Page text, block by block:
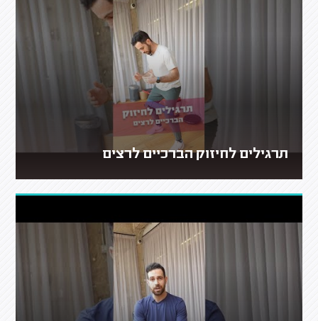
תרגילים לחיזוק הברכיים לרצים